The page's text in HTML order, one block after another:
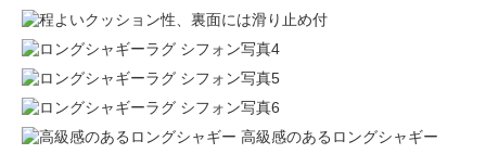
高級感のあるロングシャギー